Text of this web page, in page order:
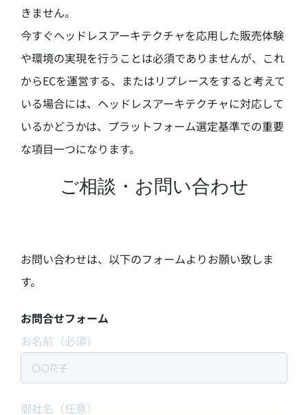
きません。
今すぐヘッドレスアーキテクチャを応用した販売体験
や環境の実現を行うことは必須でありませんが、これ
からECを運営する、またはリプレースをすると考えて
いる場合には、ヘッドレスアーキテクチャに対応して
いるかどうかは、プラットフォーム選定基準での重要
な項目一つになります。
ご相談・お問い合わせ
お問い合わせは、以下のフォームよりお願い致しま
す。
お問合せフォーム
お名前（必須）
御社名（任意）